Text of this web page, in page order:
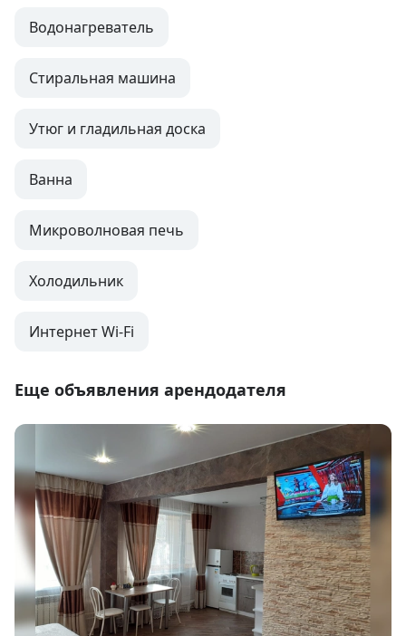
Водонагреватель
Стиральная машина
Утюг и гладильная доска
Ванна
Микроволновая печь
Холодильник
Интернет Wi-Fi
Еще объявления арендодателя